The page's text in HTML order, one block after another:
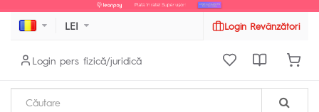
LEI Login Revânzători
Login pers fizică/juridică